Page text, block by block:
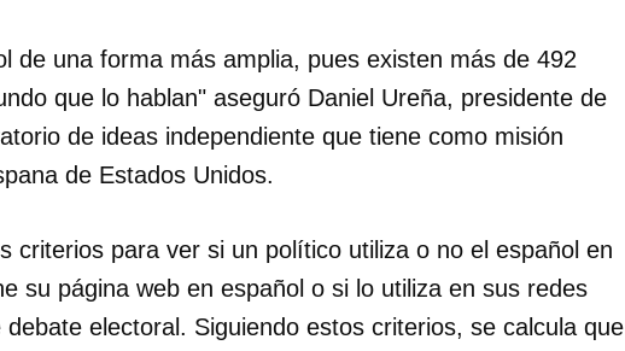
de una forma más amplia, pues existen más de 492
que lo hablan" aseguró Daniel Ureña, presidente de
de ideas independiente que tiene como misión
de Estados Unidos.
criterios para ver si un político utiliza o no el español en
su página web en español o si lo utiliza en sus redes
electoral. Siguiendo estos criterios, se calcula que